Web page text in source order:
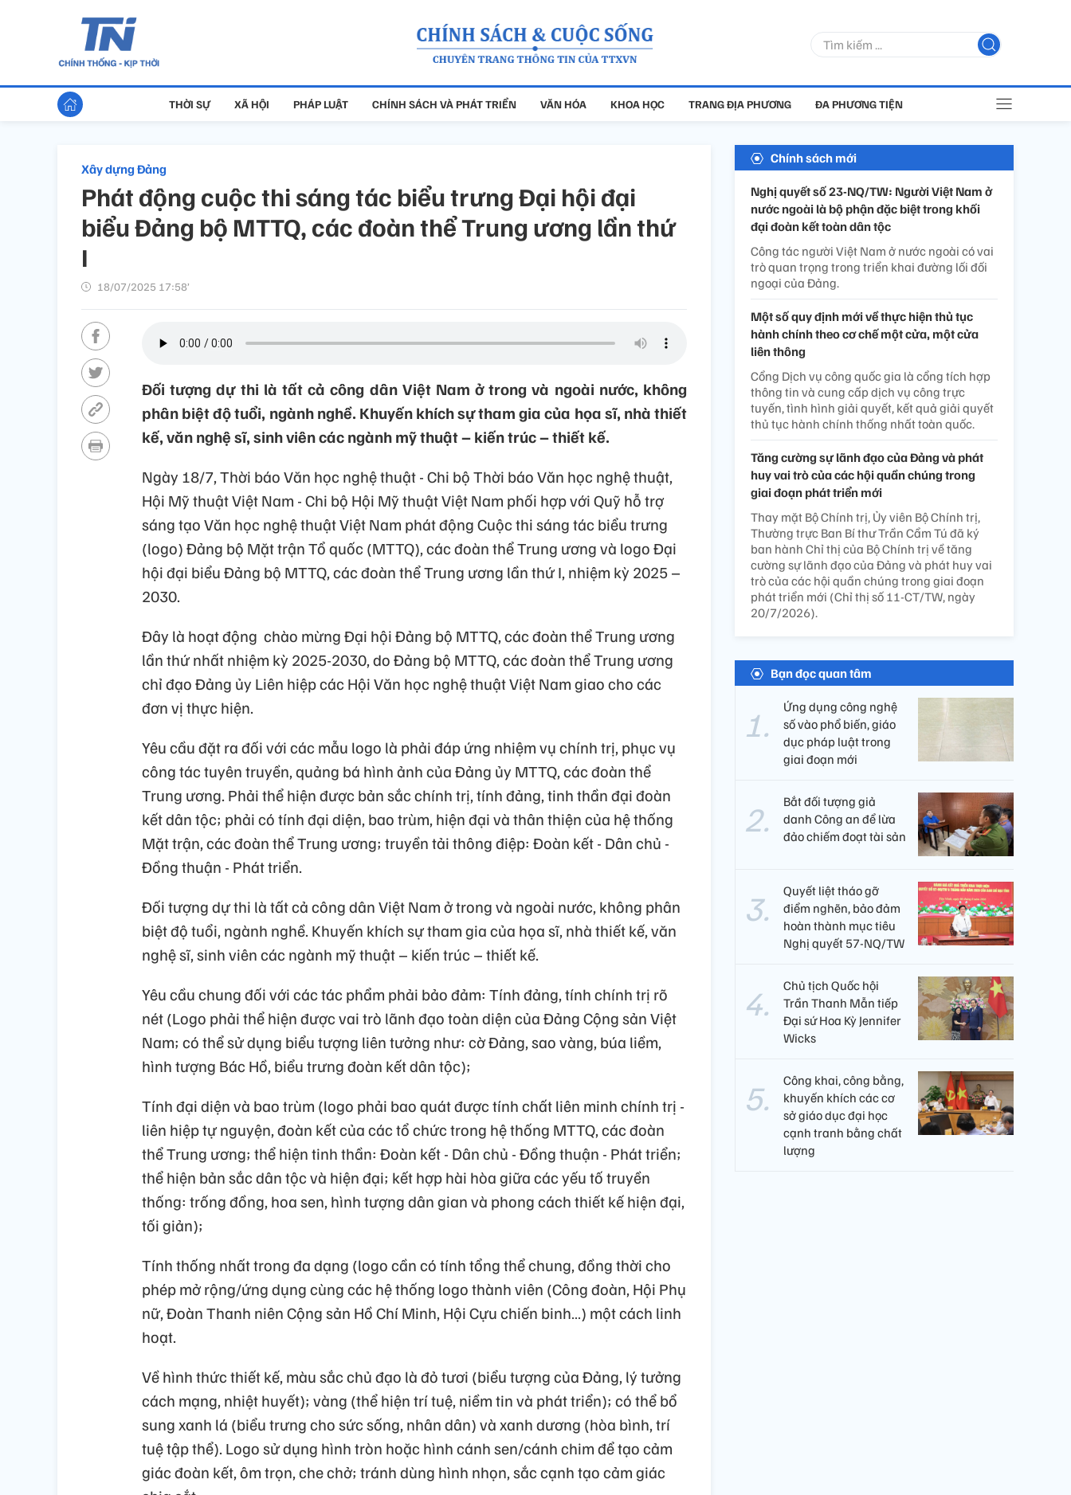
THỜI SỰ XÃ HỘI PHÁP LUẬT CHÍNH SÁCH VÀ PHÁT TRIỂN VĂN HÓA KHOA HỌC TRANG ĐỊA PHƯƠNG ĐA PHƯƠNG TIỆN
Xây dựng Đảng
Phát động cuộc thi sáng tác biểu trưng Đại hội đại
biểu Đảng bộ MTTQ, các đoàn thể Trung ương lần thứ
I
18/07/2025 17:58’
Đối tượng dự thi là tất cả công dân Việt Nam ở trong và ngoài nước, không
phân biệt độ tuổi, ngành nghề. Khuyến khích sự tham gia của họa sĩ, nhà thiết
kế, văn nghệ sĩ, sinh viên các ngành mỹ thuật – kiến trúc – thiết kế.
Ngày 18/7, Thời báo Văn học nghệ thuật - Chi bộ Thời báo Văn học nghệ thuật,
Hội Mỹ thuật Việt Nam - Chi bộ Hội Mỹ thuật Việt Nam phối hợp với Quỹ hỗ trợ
sáng tạo Văn học nghệ thuật Việt Nam phát động Cuộc thi sáng tác biểu trưng
(logo) Đảng bộ Mặt trận Tổ quốc (MTTQ), các đoàn thể Trung ương và logo Đại
hội đại biểu Đảng bộ MTTQ, các đoàn thể Trung ương lần thứ I, nhiệm kỳ 2025 –
2030.
Đây là hoạt động chào mừng Đại hội Đảng bộ MTTQ, các đoàn thể Trung ương
lần thứ nhất nhiệm kỳ 2025-2030, do Đảng bộ MTTQ, các đoàn thể Trung ương
chỉ đạo Đảng ủy Liên hiệp các Hội Văn học nghệ thuật Việt Nam giao cho các
đơn vị thực hiện.
Yêu cầu đặt ra đối với các mẫu logo là phải đáp ứng nhiệm vụ chính trị, phục vụ
công tác tuyên truyền, quảng bá hình ảnh của Đảng ủy MTTQ, các đoàn thể
Trung ương. Phải thể hiện được bản sắc chính trị, tính đảng, tinh thần đại đoàn
kết dân tộc; phải có tính đại diện, bao trùm, hiện đại và thân thiện của hệ thống
Mặt trận, các đoàn thể Trung ương; truyền tải thông điệp: Đoàn kết - Dân chủ -
Đồng thuận - Phát triển.
Đối tượng dự thi là tất cả công dân Việt Nam ở trong và ngoài nước, không phân
biệt độ tuổi, ngành nghề. Khuyến khích sự tham gia của họa sĩ, nhà thiết kế, văn
nghệ sĩ, sinh viên các ngành mỹ thuật – kiến trúc – thiết kế.
Yêu cầu chung đối với các tác phẩm phải bảo đảm: Tính đảng, tính chính trị rõ
nét (Logo phải thể hiện được vai trò lãnh đạo toàn diện của Đảng Cộng sản Việt
Nam; có thể sử dụng biểu tượng liên tưởng như: cờ Đảng, sao vàng, búa liềm,
hình tượng Bác Hồ, biểu trưng đoàn kết dân tộc);
Tính đại diện và bao trùm (logo phải bao quát được tính chất liên minh chính trị -
liên hiệp tự nguyện, đoàn kết của các tổ chức trong hệ thống MTTQ, các đoàn
thể Trung ương; thể hiện tinh thần: Đoàn kết - Dân chủ - Đồng thuận - Phát triển;
thể hiện bản sắc dân tộc và hiện đại; kết hợp hài hòa giữa các yếu tố truyền
thống: trống đồng, hoa sen, hình tượng dân gian và phong cách thiết kế hiện đại,
tối giản);
Tính thống nhất trong đa dạng (logo cần có tính tổng thể chung, đồng thời cho
phép mở rộng/ứng dụng cùng các hệ thống logo thành viên (Công đoàn, Hội Phụ
nữ, Đoàn Thanh niên Cộng sản Hồ Chí Minh, Hội Cựu chiến binh…) một cách linh
hoạt.
Về hình thức thiết kế, màu sắc chủ đạo là đỏ tươi (biểu tượng của Đảng, lý tưởng
cách mạng, nhiệt huyết); vàng (thể hiện trí tuệ, niềm tin và phát triển); có thể bổ
sung xanh lá (biểu trưng cho sức sống, nhân dân) và xanh dương (hòa bình, trí
tuệ tập thể). Logo sử dụng hình tròn hoặc hình cánh sen/cánh chim để tạo cảm
giác đoàn kết, ôm trọn, che chở; tránh dùng hình nhọn, sắc cạnh tạo cảm giác
Chính sách mới
Nghị quyết số 23-NQ/TW: Người Việt Nam ở
nước ngoài là bộ phận đặc biệt trong khối
đại đoàn kết toàn dân tộc
Công tác người Việt Nam ở nước ngoài có vai
trò quan trọng trong triển khai đường lối đối
ngoại của Đảng.
Một số quy định mới về thực hiện thủ tục
hành chính theo cơ chế một cửa, một cửa
liên thông
Cổng Dịch vụ công quốc gia là cổng tích hợp
thông tin và cung cấp dịch vụ công trực
tuyến, tình hình giải quyết, kết quả giải quyết
thủ tục hành chính thống nhất toàn quốc.
Tăng cường sự lãnh đạo của Đảng và phát
huy vai trò của các hội quần chúng trong
giai đoạn phát triển mới
Thay mặt Bộ Chính trị, Ủy viên Bộ Chính trị,
Thường trực Ban Bí thư Trần Cẩm Tú đã ký
ban hành Chỉ thị của Bộ Chính trị về tăng
cường sự lãnh đạo của Đảng và phát huy vai
trò của các hội quần chúng trong giai đoạn
phát triển mới (Chỉ thị số 11-CT/TW, ngày
20/7/2026).
Bạn đọc quan tâm
Ứng dụng công nghệ
số vào phổ biến, giáo
dục pháp luật trong
giai đoạn mới
Bắt đối tượng giả
danh Công an để lừa
đảo chiếm đoạt tài sản
Quyết liệt tháo gỡ
điểm nghẽn, bảo đảm
hoàn thành mục tiêu
Nghị quyết 57-NQ/TW
Chủ tịch Quốc hội
Trần Thanh Mẫn tiếp
Đại sứ Hoa Kỳ Jennifer
Wicks
Công khai, công bằng,
khuyến khích các cơ
sở giáo dục đại học
cạnh tranh bằng chất
lượng​